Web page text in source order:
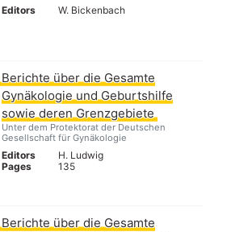
Editors W. Bickenbach
Berichte über die Gesamte
Gynäkologie und Geburtshilfe
sowie deren Grenzgebiete
Unter dem Protektorat der Deutschen
Gesellschaft für Gynäkologie
Editors
H. Ludwig
Pages
135
Berichte über die Gesamte